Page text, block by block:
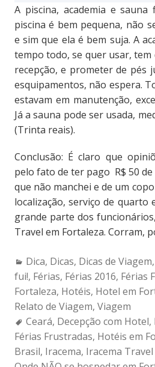
A piscina, academia e
piscina é bem pequena, não
e sim que ela é bem suja. A
tempo todo, se quer usar, tem
recepção, e prometer de pés
esquipamentos, não espera.
estavam em manutenção,
Já a sauna pode ser usada,
(Trinta reais).
Conclusão: É claro que
pelo fato de ter pago R$ 50
que não manchei e de um
localização, serviço de quarto
grande parte dos
Travel em Fortaleza. Corram,
Categories:
Dica, Dicas, Dicas de Viagem,
fui!, Férias, Férias 2016, Férias
Fortaleza, Hotéis, Hotel em
Relato de Viagem, Viagem
Tags:
Ceará, Decepção com Hotel,
Férias Frustradas, Hotéis em
Brasil, Iracema, Iracema